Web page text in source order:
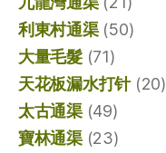
利東村通渠(50)
大量毛髮(71)
天花板漏水打针(20)
太古通渠(49)
寶林通渠(23)